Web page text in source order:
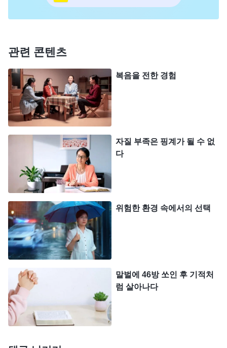
탄을 물리치는 것도 사람의 충성이 필요해.’ 그런데
을 생각해서 숨어 버렸습니다. 복음 대상을 팽개쳐
두고 묻지도, 상관하지도 않은 것입니다. 책임감이라
고는 눈곱만큼도 없었습니다. 지금 이토록 거대한 재
난 앞에서, 어떤 복음 대상은 하나님의 복음을 듣지
못하고 있고, 이제 막 전도된 새 신자도 뿌리를 내리
지 못하고 물러날 위험에 처해 있는데, 그들에게 다
가가 묻거나 관심을 보이지 않고 버려두었으니, 저는
정말 신뢰할 가치가 없는 사람이었습니다. 평소에 늘
하나님에게 충성하겠다고 말해 왔던 저였는데, 실제
상황이 닥치자 과거에 했던 말이 모두 하나님을 기만
한 거짓말이었다는 사실이 드러나 버렸습니다. 하나
님이 바라시는 것은, 하나님 말씀을 들을 수 있는 사
람, 언제 어느 때라도 하나님께 충성하는 사람입니
다. 그런데 저는 작은 위험을 만나자 곧바로 본분을
포기한 채 숨어 버렸고, 새 신자의 생명이 어떤 영향
을 받게 될지도 신경 쓰지 않았습니다. 환난과 시련
속에서 일말의 충성심도 증거도 없는 저는 하나님 보
관련 콘텐츠
복음을 전한 경험
자질 부족은 핑계가 될 수 없
다
위험한 환경 속에서의 선택
말벌에 46방 쏘인 후 기적처
럼 살아나다